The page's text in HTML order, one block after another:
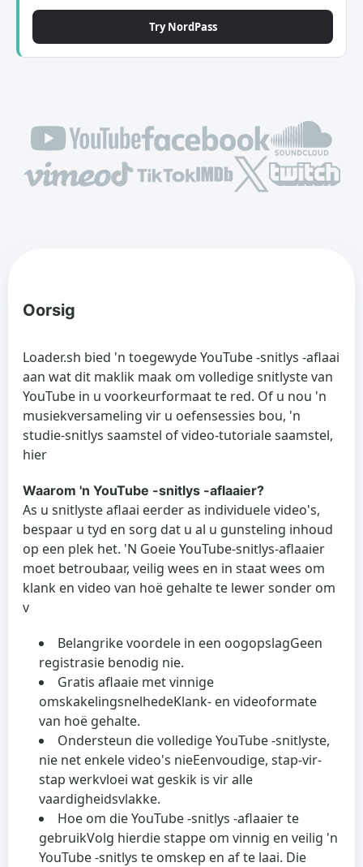
Try NordPass
Oorsig
Loader.sh bied 'n toegewyde YouTube -snitlys -aflaai
aan wat dit maklik maak om volledige snitlyste van
YouTube in u voorkeurformaat te red. Of u nou 'n
musiekversameling vir u oefensessies bou, 'n
studie-snitlys saamstel of video-tutoriale saamstel,
hier
Waarom 'n YouTube -snitlys -aflaaier?
As u snitlyste aflaai eerder as individuele video's,
bespaar u tyd en sorg dat u al u gunsteling inhoud
op een plek het. 'N Goeie YouTube-snitlys-aflaaier
moet betroubaar, veilig wees en in staat wees om
klank en video van hoë gehalte te lewer sonder om
v
Belangrike voordele in een oogopslagGeen
registrasie benodig nie.
Gratis aflaaie met vinnige
omskakelingsnelhedeKlank- en videoformate
van hoë gehalte.
Ondersteun die volledige YouTube -snitlyste,
nie net enkele video's nieEenvoudige, stap-vir-
stap werkvloei wat geskik is vir alle
vaardigheidsvlakke.
Hoe om die YouTube -snitlys -aflaaier te
gebruikVolg hierdie stappe om vinnig en veilig 'n
YouTube -snitlys te omskep en af te laai. Die